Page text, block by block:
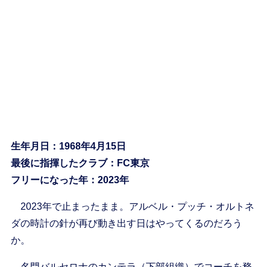
生年月日：1968年4月15日
最後に指揮したクラブ：FC東京
フリーになった年：2023年
2023年で止まったまま。アルベル・プッチ・オルトネ
ダの時計の針が再び動き出す日はやってくるのだろう
か。